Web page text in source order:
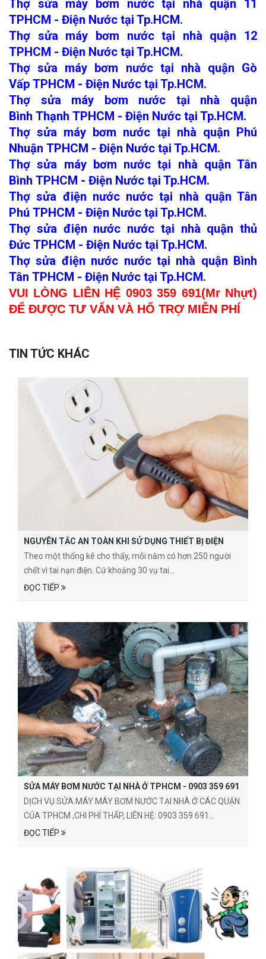
Thợ sửa máy bơm nước tại nhà quận 11
TPHCM - Điện Nước tại Tp.HCM.
Thợ sửa máy bơm nước tại nhà quận 12
TPHCM - Điện Nước tại Tp.HCM.
Thợ sửa máy bơm nước tại nhà quận Gò
Vấp TPHCM - Điện Nước tại Tp.HCM.
Thợ sửa máy bơm nước tại nhà quận
Bình Thạnh TPHCM - Điện Nước tại Tp.HCM.
Thợ sửa máy bơm nước tại nhà quận Phú
Nhuận TPHCM - Điện Nước tại Tp.HCM.
Thợ sửa máy bơm nước tại nhà quận Tân
Bình TPHCM - Điện Nước tại Tp.HCM.
Thợ sửa điện nước nước tại nhà quận Tân
Phú TPHCM - Điện Nước tại Tp.HCM.
Thợ sửa điện nước nước tại nhà quận thủ
Đức TPHCM - Điện Nước tại Tp.HCM.
Thợ sửa điện nước nước tại nhà quận Bình
Tân TPHCM - Điện Nước tại Tp.HCM.
VUI LÒNG LIÊN HỆ 0903 359 691(Mr Nhựt)
ĐỂ ĐƯỢC TƯ VẤN VÀ HỔ TRỢ MIỄN PHÍ
TIN TỨC KHÁC
NGUYÊN TẮC AN TOÀN KHI SỬ DỤNG THIẾT BỊ ĐIỆN
Theo một thống kê cho thấy, mỗi năm có hơn 250 người
chết vì tai nạn điện. Cứ khoảng 30 vụ tai...
ĐỌC TIẾP
SỬA MÁY BƠM NƯỚC TẠI NHÀ Ở TPHCM - 0903 359 691
DỊCH VỤ SỬA MÁY MÁY BƠM NƯỚC TẠI NHÀ Ở CÁC QUẬN
CỦA TPHCM ,CHI PHÍ THẤP, LIÊN HỆ: 0903 359 691...
ĐỌC TIẾP